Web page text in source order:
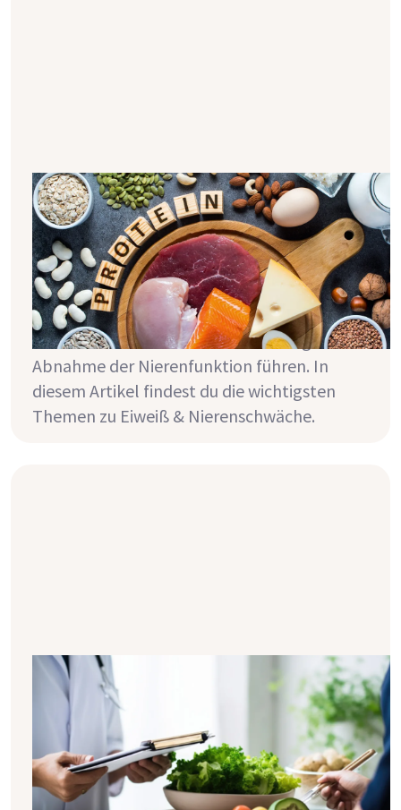
Eiweiß & Nierenschwäche - die
Grundlagen
Eiweiß (=auch Protein genannt) ist der
Baustoff unseres Körpers. Während Eiweiße
für deinen Körper also wichtig sind, kann
eine eiweißreiche Ernährung bei chronischer
Nierenkrankheit zu einer beschleunigten
Abnahme der Nierenfunktion führen. In
diesem Artikel findest du die wichtigsten
Themen zu Eiweiß & Nierenschwäche.
Transplantation & Ernährung - was
ändert sich?
Für viele Menschen bedeutet die Zeit nach
einer Nierentransplantation im Vergleich zur
Zeit an der Dialyse wieder viel mehr
Normalität im Alltag. Welche